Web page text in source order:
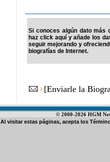
Si conoces algún dato más
haz click aquí y añade los
seguir mejorando y
biografías de Internet.
[Enviarle la
© 2000-2026 HGM
Al visitar estas páginas, acepta los